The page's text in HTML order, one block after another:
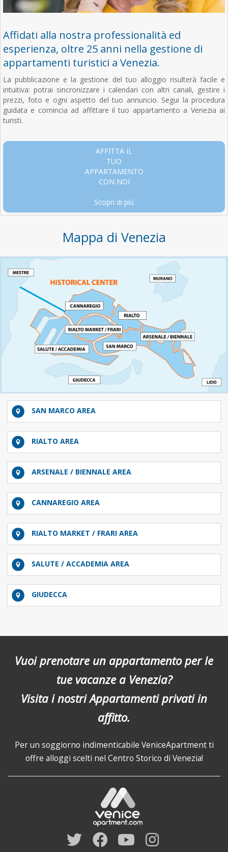
Affidati alla nostra professionalità ed
esperienza, oltre 25 anni nella gestione di
appartamenti turistici a Venezia.
La pubblicazione e la gestione del tuo alloggio risulterà facile e
intuitiva: potrai sincronizzare i calendari con altri canali, gestire i
prezzi, foto e ogni aspetto del tuo annuncio. Segui la procedura
guidata e comincia ad affittare il tuo appartamento a Venezia ai
turisti.
AFFITTA IL
TUO
APPARTAMENTO
CON NOI
Scopri di più
Mappa di Venezia
SAN MARCO AREA
RIALTO AREA
ARSENALE / BIENNALE AREA
CANNAREGIO AREA
RIALTO MARKET / FRARI AREA
SALUTE / ACCADEMIA AREA
GIUDECCA
Vuoi prenotare un appartamento per le
tue vacanze a Venezia?
Visita i nostri Appartamenti privati in
affitto.
Per un soggiorno indimenticabile VeniceApartment ti
offre alloggi scelti nel Centro Storico di Venezia!